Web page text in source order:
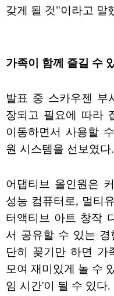
갖게 될 것"이라고 말
가족이 함께 즐길 수
발표 중 스카우젠 부
장되고 필요에 따라
이동하면서 사용할
원 시스템을 선보였다.
어댑티브 올인원은
성능 컴퓨터로, 멀티
터액티브 아트 창작
서 공유할 수 있는
단히 꽂기만 하면 가
모여 재미있게 놀 수
임 시간'이 될 수 있다.